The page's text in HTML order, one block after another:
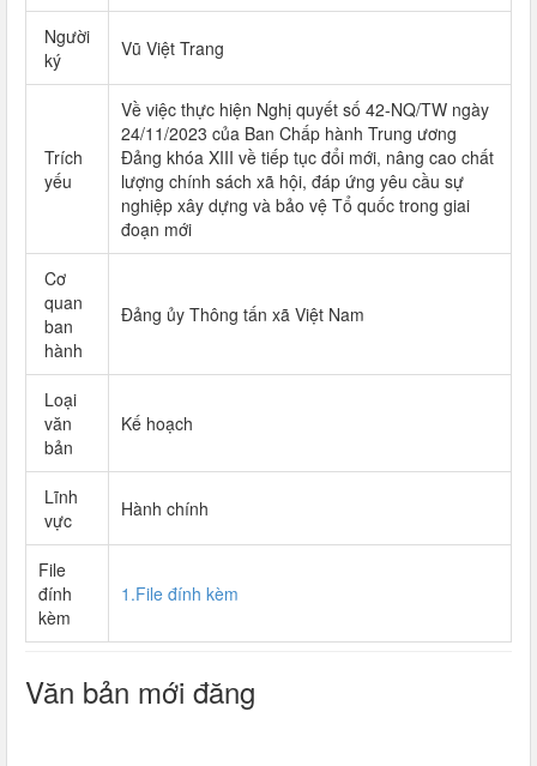
Người
ký
Vũ Việt Trang
Trích
yếu
Về việc thực hiện Nghị quyết số 42-NQ/TW ngày
24/11/2023 của Ban Chấp hành Trung ương
Đảng khóa XIII về tiếp tục đổi mới, nâng cao chất
lượng chính sách xã hội, đáp ứng yêu cầu sự
nghiệp xây dựng và bảo vệ Tổ quốc trong giai
đoạn mới
Cơ
quan
ban
hành
Đảng ủy Thông tấn xã Việt Nam
Loại
văn
bản
Kế hoạch
Lĩnh
vực
Hành chính
File
đính
kèm
1.File đính kèm
Văn bản mới đăng